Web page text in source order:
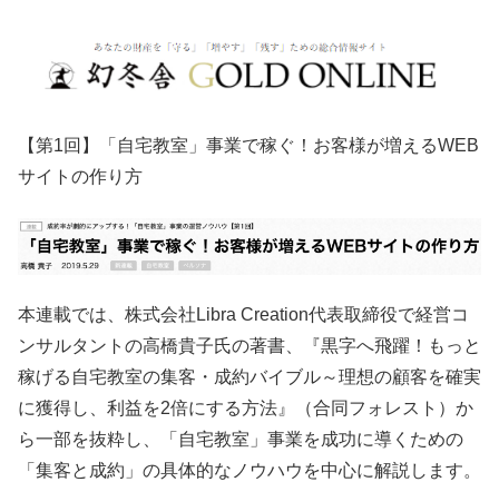
【第1回】「自宅教室」事業で稼ぐ！お客様が増えるWEB
サイトの作り方
本連載では、株式会社Libra Creation代表取締役で経営コ
ンサルタントの高橋貴子氏の著書、『黒字へ飛躍！もっと
稼げる自宅教室の集客・成約バイブル～理想の顧客を確実
に獲得し、利益を2倍にする方法』（合同フォレスト）か
ら一部を抜粋し、「自宅教室」事業を成功に導くための
「集客と成約」の具体的なノウハウを中心に解説します。